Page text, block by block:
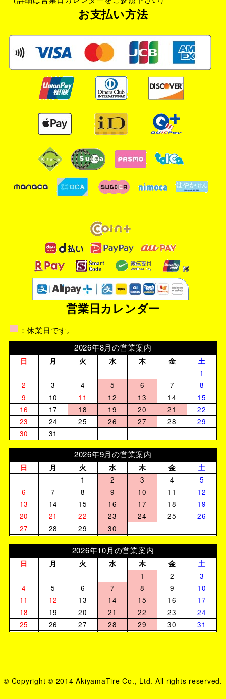
お支払い方法
営業日カレンダー
■ ：休業日です。
2026年8月の営業案内
日 月 火 水 木 金
土
1
2
3 4 5 6 7
8
9
10 11 12 13 14
15
16
17 18 19 20 21
22
23
24 25 26 27 28
29
30
31
2026年9月の営業案内
日 月 火 水 木 金
土
1
2 3 4
5
6
7 8 9 10 11
12
13
14 15 16 17 18
19
20
21 22 23 24 25
26
27
28 29 30
2026年10月の営業案内
日 月 火 水 木 金
土
1
2
3
4
5 6 7 8 9
10
11
12 13 14 15 16
17
18
19 20 21 22 23
24
25
26 27 28 29 30 31
© Copyright © 2014 AkiyamaTire Co., Ltd. All rights reserved.